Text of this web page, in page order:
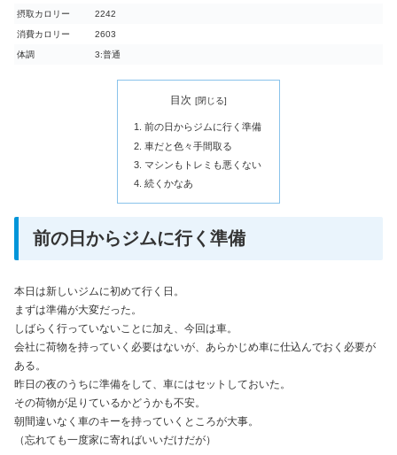
摂取カロリー 2242
消費カロリー 2603
体調 3:普通
目次
前の日からジムに行く準備
車だと色々手間取る
マシンもトレミも悪くない
続くかなあ
前の日からジムに行く準備
本日は新しいジムに初めて行く日。
まずは準備が大変だった。
しばらく行っていないことに加え、今回は車。
会社に荷物を持っていく必要はないが、あらかじめ車に仕込んでおく必要が
ある。
昨日の夜のうちに準備をして、車にはセットしておいた。
その荷物が足りているかどうかも不安。
朝間違いなく車のキーを持っていくところが大事。
（忘れても一度家に寄ればいいだけだが）